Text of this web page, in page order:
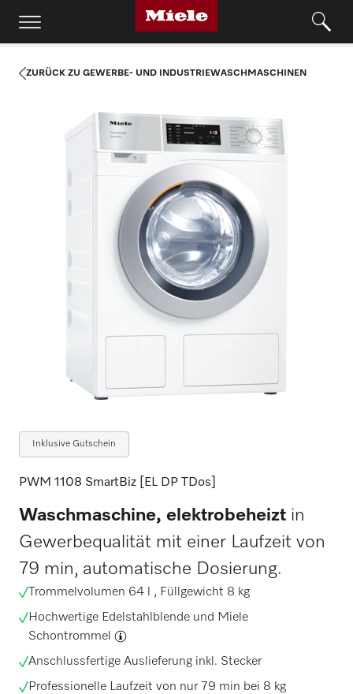
ZURÜCK ZU GEWERBE- UND INDUSTRIEWASCHMASCHINEN
Inklusive Gutschein
PWM 1108 SmartBiz [EL DP TDos]
Waschmaschine, elektrobeheizt in
Gewerbequalität mit einer Laufzeit von
79 min, automatische Dosierung.
Trommelvolumen 64 l , Füllgewicht 8 kg
Hochwertige Edelstahlblende und Miele
Schontrommel
Anschlussfertige Auslieferung inkl. Stecker
Professionelle Laufzeit von nur 79 min bei 8 kg